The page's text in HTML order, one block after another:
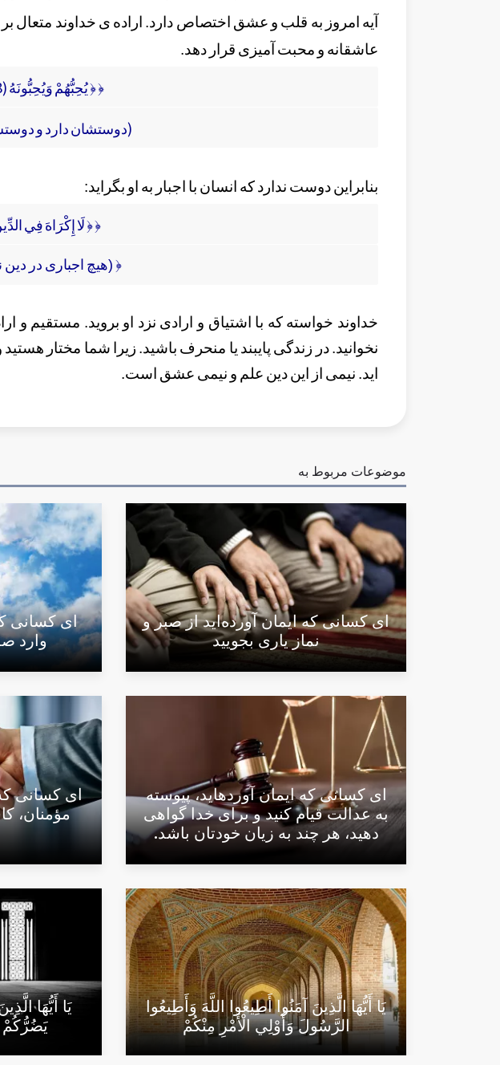
آیه امروز به قلب و عشق اختصاص دارد. اراده ی خداوند متعال
عاشقانه و محبت آمیزی قرار دهد.
﴿ ﴿ يُحِبُّهُمْ وَيُحِبُّونَهُ (38) ﴾
(دوستشان دارد و
بنابراین دوست ندارد که انسان با اجبار به او بگراید:
﴿ ﴿ لَا إِكْرَاهَ فِي
﴿ (هیچ اجباری در
خداوند خواسته که با اشتیاق و ارادی نزد او بروید. مستقیم و
نخوانید. در زندگی پایبند یا منحرف باشید. زیرا شما مختار
اید. نیمی از این دین علم و نیمی عشق است.
موضوعات مربوط به
ای کسانی که ایمان آورده‌اید از صبر و
نماز یاری بجویید
اى کسانی
وارد
اى كسانى كه ايمان آورده‏ايد، پيوسته
به عدالت قيام كنيد و براى خدا گواهى
دهيد، هر چند به زيان خودتان باشد.
اى كسانى
مؤمنان،
يَا أَيُّهَا الَّذِينَ آمَنُوا أَطِيعُوا اللَّهَ وَأَطِيعُوا
الرَّسُولَ وَأُوْلِي الْأَمْرِ مِنْكُمْ
يَا أَيُّهَا
يَضُرُّكُمْ